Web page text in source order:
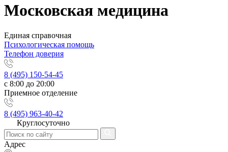
Московская медицина
Единая справочная
Психологическая помощь
Телефон доверия
8 (495) 150-54-45
с 8:00 до 20:00
Приемное отделение
8 (495) 963-40-42
Круглосуточно
Адрес